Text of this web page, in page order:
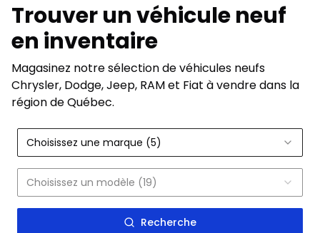
Trouver un véhicule neuf
en inventaire
Magasinez notre sélection de véhicules neufs
Chrysler, Dodge, Jeep, RAM et Fiat à vendre dans la
région de Québec.
Choisissez une marque (5)
Choisissez un modèle (19)
Recherche